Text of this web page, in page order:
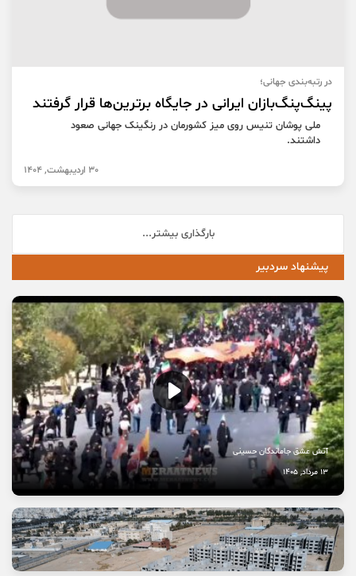
در رتبه‌بندی جهانی؛
پینگ‌پنگ‌بازان ایرانی در جایگاه برترین‌ها قرار گرفتند
ملی پوشان تنیس روی میز کشورمان در رنگینک جهانی صعود
داشتند.
30 اردیبهشت, 1404
بارگذاری بیشتر...
پیشنهاد سردبیر
آتش عشق جاماندگان حسینی
13 مرداد, 1405